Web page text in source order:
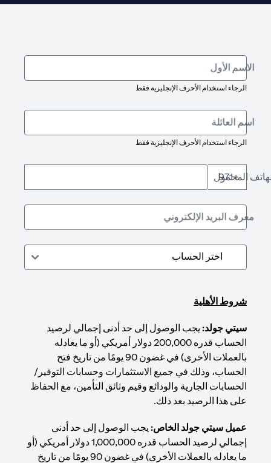
الرجاء استخدام الأحرف الإنجليزية فقط
الاسم الأول
الرجاء استخدام الأحرف الإنجليزية فقط
اسم العائلة
+971
المحمول
معرف البريد الإلكتروني
شروط الأهلية
سيتي جولد: يجب الوصول إلى حد أدنى إجمالي لرصيد
الحساب قدره 200,000 دولار أمريكي (أو ما يعادله
بالعملات الأخرى) في غضون 90 يومًا من تاريخ فتح
الحساب، وذلك في جميع الاستثمارات وحسابات التوفير/
الحسابات الجارية والودائع وقيم وثائق التأمين، مع الحفاظ
على هذا الرصيد بعد ذلك.
عميل سيتي جولد الخاص: يجب الوصول إلى حد أدنى
إجمالي لرصيد الحساب قدره 1,000,000 دولار أمريكي (أو
ما يعادله بالعملات الأخرى) في غضون 90 يومًا من تاريخ